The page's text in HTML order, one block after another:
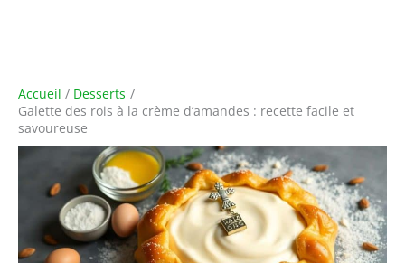
Accueil
Desserts
Galette des rois à la crème d’amandes : recette facile et
savoureuse